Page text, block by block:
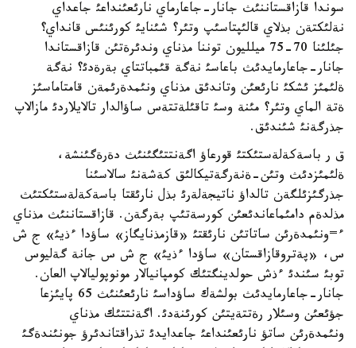
سوندا قازاقستاننئث جانار-جاعارماي نارئعئنداعئ جاعداي
نةلئكتةن بذلاي قالئپتاسئپ وتئر؟ شئنايئ كورئنئس قانداي؟
جئلئنا 70-75 ميلليون توننا مذناي وندئرةتئن قازاقستاندا
جانار-جاعارمايدئث باعاسئ نةگة قئمباتتاي بةرةدئ؟ نةگة
ةلئمئز ئشكئ نارئعئن وتاندئق مذناي ونئمدةرئمةن قامتاماسئز
ةتة الماي وتئر؟ مئنة وسئ تاقئلةتتةس ساؤالدار تالايلاردئ مازالاپ
جذرگةنئ شئندئق.
ق ر باسةكةلةستئكتئ قورعاؤ اگةنتتئگئنئث دةرةگئنشة،
ةلئمئزدئث وتئن-ةنةرگةتيكالئق كةشةنئ سالاسئنا
جذرگئزئلگةن تالداؤ ناتيجةلةرئ بذل نارئقتا باسةكةلةستئكتئث
مذلدةم دامئماعاندئعئن كورسةتئپ بةرگةن. قازاقستاننئث مذناي
ء=ونئمدةرئن ساتاتئن نارئقتئ «قازمذنايگاز» ساؤدا ءذيئ» ج ش
س، «پةتروقازاقستان» ساؤدا ءذيئ» ج ش س جانة گةليوس
توبئ سئندئ ءذش حولدينگتئك كومپانيالار مونوپوليالاپ العان.
جانار-جاعارمايدئث بولشةك ساؤداسئ نارئعئنئث 65 پايئزعا
جؤئعئن وسئلار رةتتةيتئن كورئنةدئ. اگةنتتئك مذناي
ونئمدةرئن ساتؤ نارئعئنداعئ جاعدايدئ تذراقتاندئرؤ جونئندةگئ